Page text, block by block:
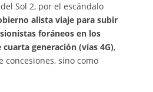
Sol 2, por el escándalo
alista viaje para subir
foráneos en los
generación (vías 4G),
concesiones, sino como